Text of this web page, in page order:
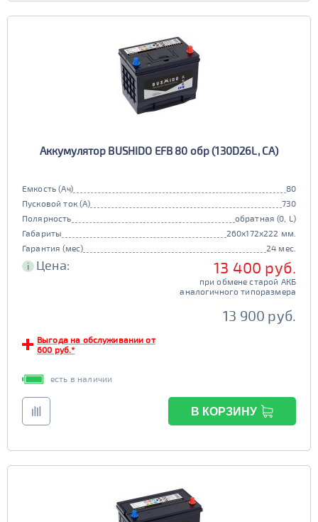
Аккумулятор BUSHIDO EFB 80 обр (130D26L, CA)
Емкость (Ач)
80
Пусковой ток (А)
730
Полярность
обратная (0, L)
Габариты
260x172x222 мм.
Гарантия (мес)
24 мес.
i Цена: 13 400 руб.
при обмене старой АКБ
аналогичного типоразмера
13 900 руб.
Выгода на обслуживании от
600 руб.*
есть в наличии
В КОРЗИНУ